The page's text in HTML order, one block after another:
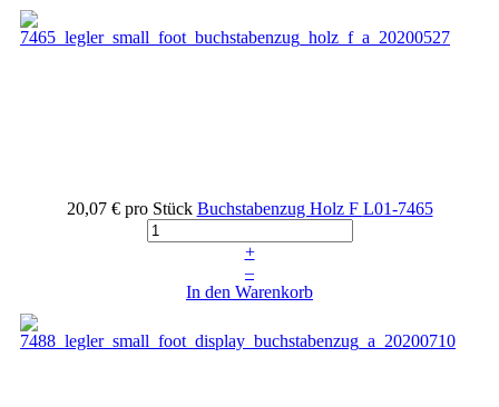
20,07 € pro Stück Buchstabenzug Holz F L01-7465
+
–
In den Warenkorb